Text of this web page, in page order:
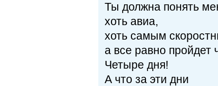
Ты должна понять
хоть авиа,
хоть самым
а все равно пройдет
Четыре дня!
А что за эти дни